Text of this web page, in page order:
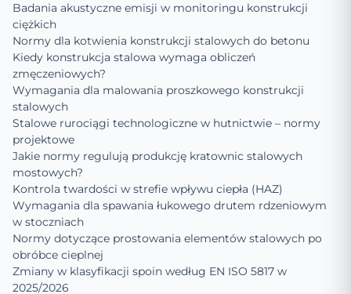
Badania akustyczne emisji w monitoringu konstrukcji
ciężkich
Normy dla kotwienia konstrukcji stalowych do betonu
Kiedy konstrukcja stalowa wymaga obliczeń
zmęczeniowych?
Wymagania dla malowania proszkowego konstrukcji
stalowych
Stalowe rurociągi technologiczne w hutnictwie – normy
projektowe
Jakie normy regulują produkcję kratownic stalowych
mostowych?
Kontrola twardości w strefie wpływu ciepła (HAZ)
Wymagania dla spawania łukowego drutem rdzeniowym
w stoczniach
Normy dotyczące prostowania elementów stalowych po
obróbce cieplnej
Zmiany w klasyfikacji spoin według EN ISO 5817 w
2025/2026